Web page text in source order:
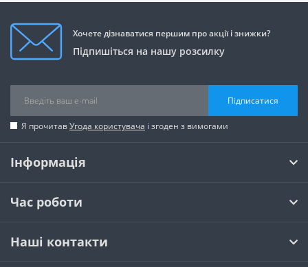
Хочете дізнаватися першим про акції і знижки?
Підпишіться на нашу розсилку
Підписатися
Я прочитавУгода користувача і згоден з вимогами
Інформація
Час роботи
Наші контакти